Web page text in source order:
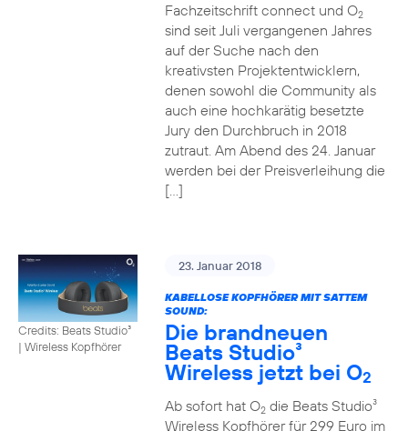
Fachzeitschrift connect und O2
sind seit Juli vergangenen Jahres
auf der Suche nach den
kreativsten Projektentwicklern,
denen sowohl die Community als
auch eine hochkarätig besetzte
Jury den Durchbruch in 2018
zutraut. Am Abend des 24. Januar
werden bei der Preisverleihung die
[…]
Credits: Beats Studio³
| Wireless Kopfhörer
23. Januar 2018
KABELLOSE KOPFHÖRER MIT SATTEM
SOUND:
Die brandneuen
Beats Studio³
Wireless jetzt bei O2
Ab sofort hat O2die Beats Studio³
Wireless Kopfhörer für 299 Euro im